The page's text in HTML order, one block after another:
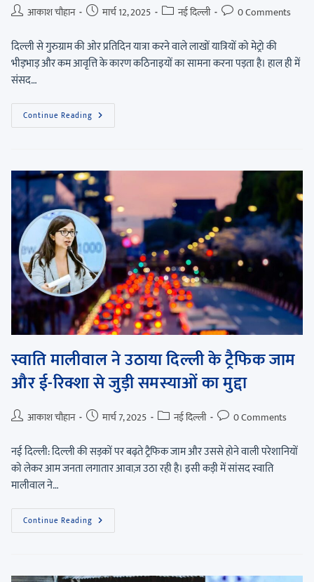
आकाश चौहान मार्च 12, 2025 नई दिल्ली 0 Comments
दिल्ली से गुरुग्राम की ओर प्रतिदिन यात्रा करने वाले लाखों यात्रियों को मेट्रो की
भीड़भाड़ और कम आवृत्ति के कारण कठिनाइयों का सामना करना पड़ता है। हाल ही में
संसद…
Continue Reading
स्वाति मालीवाल ने उठाया दिल्ली के ट्रैफिक जाम
और ई-रिक्शा से जुड़ी समस्याओं का मुद्दा
आकाश चौहान मार्च 7, 2025 नई दिल्ली 0 Comments
नई दिल्ली: दिल्ली की सड़कों पर बढ़ते ट्रैफिक जाम और उससे होने वाली परेशानियों
को लेकर आम जनता लगातार आवाज़ उठा रही है। इसी कड़ी में सांसद स्वाति
मालीवाल ने…
Continue Reading